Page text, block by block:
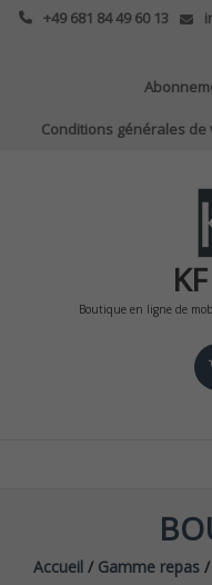
Skip
+49 681 84 49 60 13
Conditions générales de
Boutique en ligne de
Accueil / Gamme repas /